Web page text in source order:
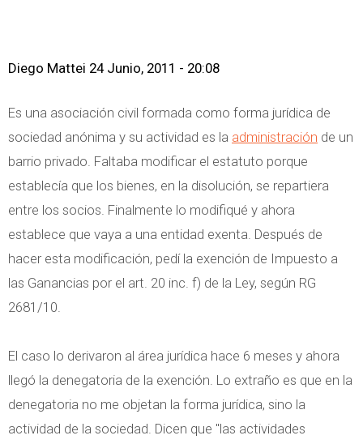
Diego Mattei 24 Junio, 2011 - 20:08
Es una asociación civil formada como forma jurídica de
sociedad anónima y su actividad es la administración de un
barrio privado. Faltaba modificar el estatuto porque
establecía que los bienes, en la disolución, se repartiera
entre los socios. Finalmente lo modifiqué y ahora
establece que vaya a una entidad exenta. Después de
hacer esta modificación, pedí la exención de Impuesto a
las Ganancias por el art. 20 inc. f) de la Ley, según RG
2681/10.
El caso lo derivaron al área jurídica hace 6 meses y ahora
llegó la denegatoria de la exención. Lo extraño es que en la
denegatoria no me objetan la forma jurídica, sino la
actividad de la sociedad. Dicen que "las actividades